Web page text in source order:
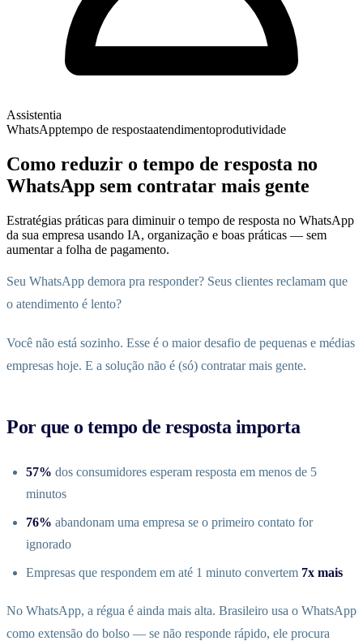
Assistentia
WhatsApptempo de respostaatendimentoprodutividade
Como reduzir o tempo de resposta no
WhatsApp sem contratar mais gente
Estratégias práticas para diminuir o tempo de resposta no WhatsApp
da sua empresa usando IA, organização e boas práticas — sem
aumentar a folha de pagamento.
Seu WhatsApp demora pra responder? Seus clientes reclamam que
o atendimento é lento?
Você não está sozinho. Esse é o maior desafio de pequenas e médias
empresas hoje. E a solução não é (só) contratar mais gente.
Por que o tempo de resposta importa
57% dos consumidores esperam resposta em menos de 5
minutos
76% abandonam uma empresa se o primeiro contato for
ignorado
Empresas que respondem em até 1 minuto convertem 7x mais
No WhatsApp, a régua é ainda mais alta. Brasileiro usa o WhatsApp
como extensão do bolso — se não responde rápido, ele procura